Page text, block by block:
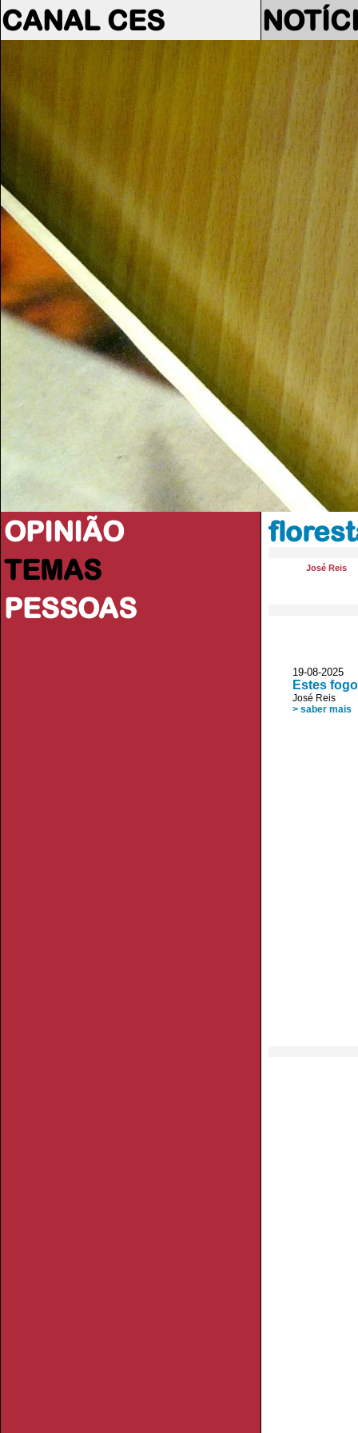
CANAL CES
OPINIÃO
TEMAS
PESSOAS
José Reis
19-08-
Estes
José Reis
> saber mais